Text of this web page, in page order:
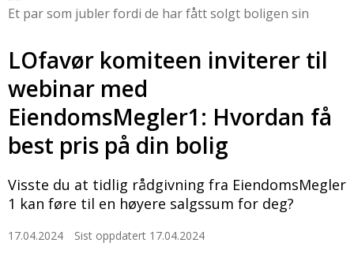
Et par som jubler fordi de har fått solgt boligen sin
LOfavør komiteen inviterer til
webinar med
EiendomsMegler1: Hvordan få
best pris på din bolig
Visste du at tidlig rådgivning fra EiendomsMegler
1 kan føre til en høyere salgssum for deg?
17.04.2024 Sist oppdatert 17.04.2024